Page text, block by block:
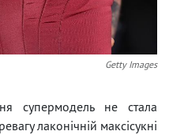
Getty Images
супермодель не стала
лаконічній максісукні